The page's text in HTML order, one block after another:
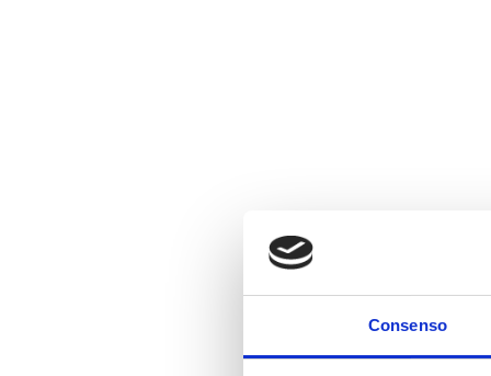
Consenso